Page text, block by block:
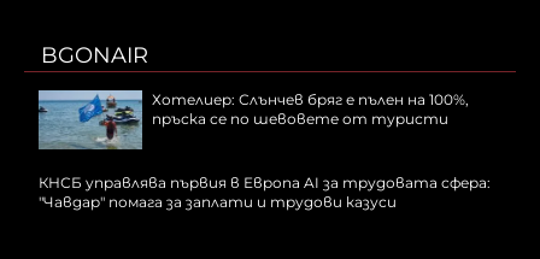
BGONAIR
Хотелиер: Слънчев бряг е пълен на 100%,
пръска се по шевовете от туристи
КНСБ управлява първия в Европа AI за трудовата сфера:
"Чавдар" помага за заплати и трудови казуси